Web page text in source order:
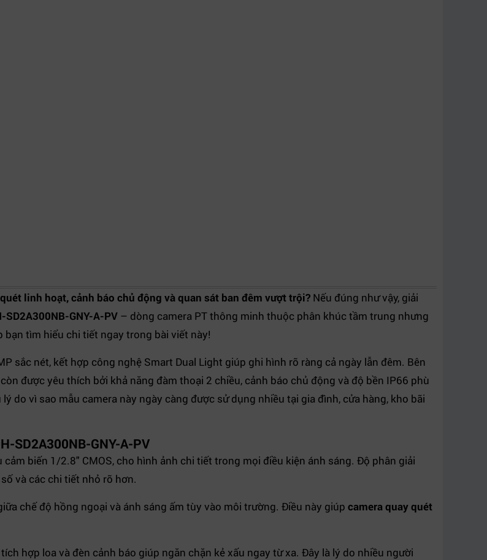
linh hoạt, cảnh báo chủ động và quan sát ban đêm vượt trội? Nếu đúng như vậy, giải
SD2A300NB-GNY-A-PV – dòng camera PT thông minh thuộc phân khúc tầm trung nhưng
bạn tìm hiểu chi tiết ngay trong bài viết này!
sắc nét, kết hợp công nghệ Smart Dual Light giúp ghi hình rõ ràng cả ngày lẫn đêm. Bên
còn được yêu thích bởi khả năng đàm thoại 2 chiều, cảnh báo chủ động và độ bền IP66 phù
do vì sao mẫu camera này ngày càng được sử dụng nhiều tại gia đình, cửa hàng, kho bãi
SD2A300NB-GNY-A-PV
cảm biến 1/2.8" CMOS, cho hình ảnh chi tiết trong mọi điều kiện ánh sáng. Độ phân giải
và các chi tiết nhỏ rõ hơn.
chế độ hồng ngoại và ánh sáng ấm tùy vào môi trường. Điều này giúp camera quay quét
hợp loa và đèn cảnh báo giúp ngăn chặn kẻ xấu ngay từ xa. Đây là lý do nhiều người